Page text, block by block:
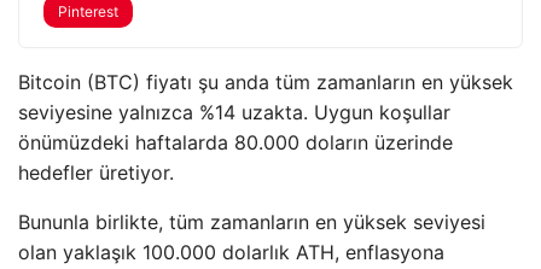
Pinterest
Bitcoin (BTC) fiyatı şu anda tüm zamanların en yüksek
seviyesine yalnızca %14 uzakta. Uygun koşullar
önümüzdeki haftalarda 80.000 doların üzerinde
hedefler üretiyor.
Bununla birlikte, tüm zamanların en yüksek seviyesi
olan yaklaşık 100.000 dolarlık ATH, enflasyona